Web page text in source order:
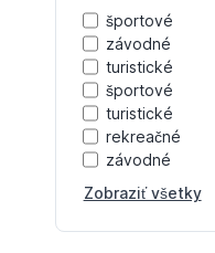
športové
závodné
turistické
športové
turistické
rekreačné
závodné
Zobraziť všetky